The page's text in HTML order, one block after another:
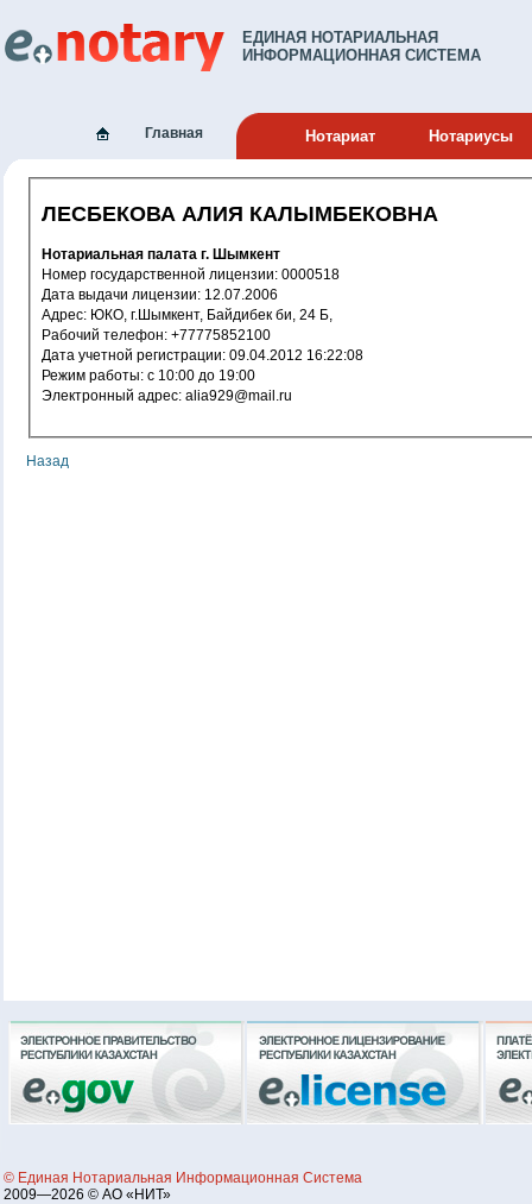
ЕДИНАЯ НОТАРИАЛЬНАЯ
ИНФОРМАЦИОННАЯ СИСТЕМА
Главная Нотариат Нотариусы
ЛЕСБЕКОВА АЛИЯ КАЛЫМБЕКОВНА
Нотариальная палата г. Шымкент
Номер государственной лицензии: 0000518
Дата выдачи лицензии: 12.07.2006
Адрес: ЮКО, г.Шымкент, Байдибек би, 24 Б,
Рабочий телефон: +77775852100
Дата учетной регистрации: 09.04.2012 16:22:08
Режим работы: с 10:00 до 19:00
Электронный адрес: alia929@mail.ru
Назад
© Единая Нотариальная Информационная Система
2009—2026 © АО «НИТ»